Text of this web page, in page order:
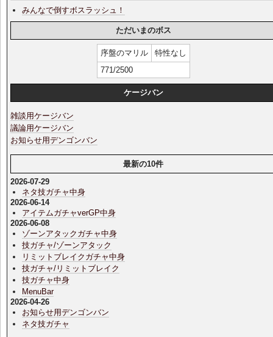
みんなで倒すボスラッシュ！
ただいまのボス
序盤のマリル
特性なし
771/2500
ケージバン
雑談用ケージバン
議論用ケージバン
お知らせ用デンゴンバン
最新の10件
2026-07-29
ネタ技ガチャ中身
2026-06-14
アイテムガチャverGP中身
2026-06-08
ゾーンアタックガチャ中身
技ガチャ/ゾーンアタック
リミットブレイクガチャ中身
技ガチャ/リミットブレイク
技ガチャ中身
MenuBar
2026-04-26
お知らせ用デンゴンバン
ネタ技ガチャ